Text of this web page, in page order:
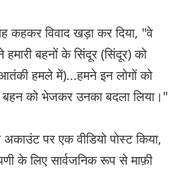
कहकर विवाद खड़ा कर दिया, "वे
हमारी बहनों के सिंदूर (सिंदूर) को
आतंकी हमले में)...हमने इन लोगों को
को भेजकर उनका बदला लिया।"
पर एक वीडियो पोस्ट किया,
के लिए सार्वजनिक रूप से माफ़ी